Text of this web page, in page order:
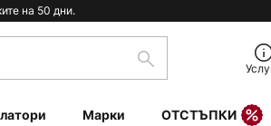
на 50 дни.
Търсене
Марки ОТСТЪПКИ